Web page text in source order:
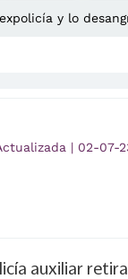
y lo
| 02-07-
auxiliar